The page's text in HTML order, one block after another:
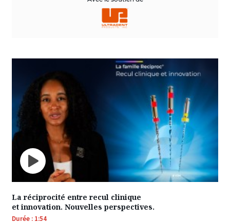
La réciprocité entre recul clinique
et innovation. Nouvelles perspectives.
Durée : 1:54